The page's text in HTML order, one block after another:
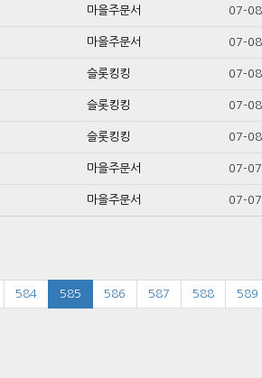
마을주문서 07-08
마을주문서 07-08
슬롯킹킹 07-08
슬롯킹킹 07-08
슬롯킹킹 07-08
마을주문서 07-07
마을주문서 07-07
584 585 586 587 588 589